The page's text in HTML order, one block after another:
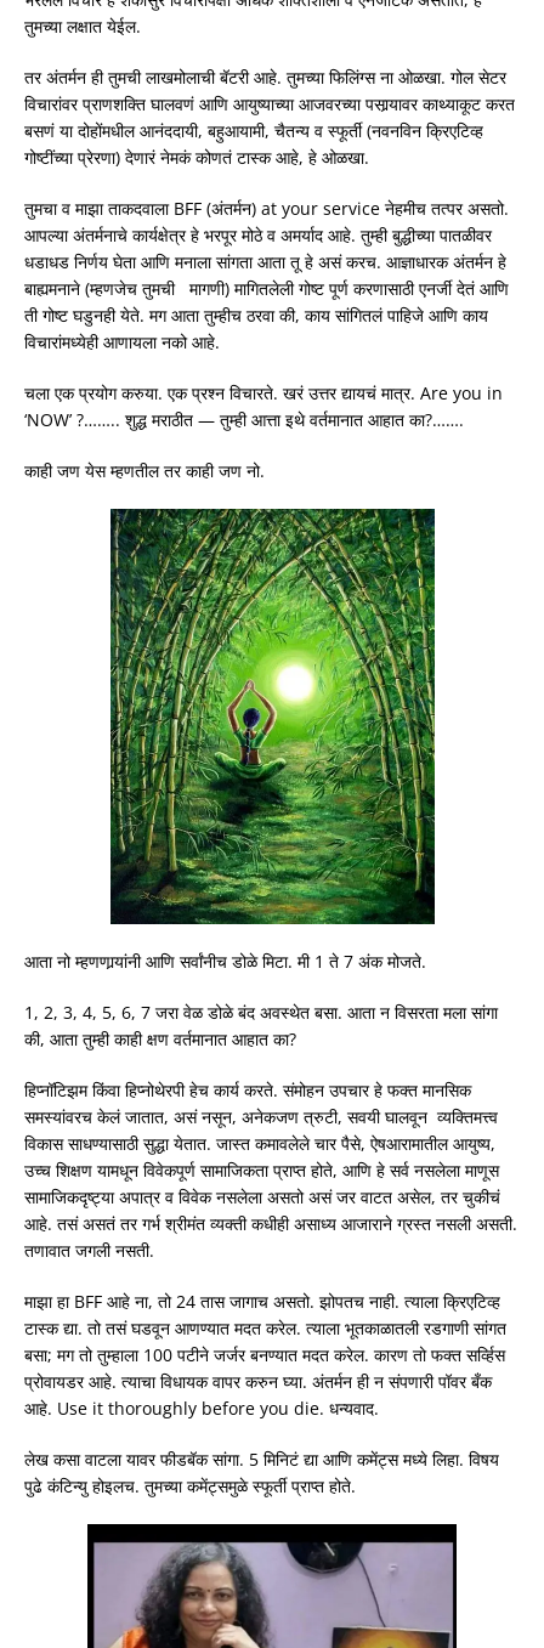
तुमच्या लक्षात येईल.
तर अंतर्मन ही तुमची लाखमोलाची बॅटरी आहे. तुमच्या फिलिंग्स ना ओळखा. गोल सेटर
विचारांवर प्राणशक्ति घालवणं आणि आयुष्याच्या आजवरच्या पसार्‍यावर काथ्याकूट करत
बसणं या दोहोंमधील आनंददायी, बहुआयामी, चैतन्य व स्फूर्ती (नवनविन क्रिएटिव्ह
गोष्टींच्या प्रेरणा) देणारं नेमकं कोणतं टास्क आहे, हे ओळखा.
तुमचा व माझा ताकदवाला BFF (अंतर्मन) at your service नेहमीच तत्पर असतो.
आपल्या अंतर्मनाचे कार्यक्षेत्र हे भरपूर मोठे व अमर्याद आहे. तुम्ही बुद्धीच्या पातळीवर
धडाधड निर्णय घेता आणि मनाला सांगता आता तू हे असं करच. आज्ञाधारक अंतर्मन हे
बाह्यमनाने (म्हणजेच तुमची मागणी) मागितलेली गोष्ट पूर्ण करणासाठी एनर्जी देतं आणि
ती गोष्ट घडुनही येते. मग आता तुम्हीच ठरवा की, काय सांगितलं पाहिजे आणि काय
विचारांमध्येही आणायला नको आहे.
चला एक प्रयोग करुया. एक प्रश्न विचारते. खरं उत्तर द्यायचं मात्र. Are you in
‘NOW’ ?…….. शुद्ध मराठीत — तुम्ही आत्ता इथे वर्तमानात आहात का?…….
काही जण येस म्हणतील तर काही जण नो.
आता नो म्हणणार्‍यांनी आणि सर्वांनीच डोळे मिटा. मी 1 ते 7 अंक मोजते.
1, 2, 3, 4, 5, 6, 7 जरा वेळ डोळे बंद अवस्थेत बसा. आता न विसरता मला सांगा
की, आता तुम्ही काही क्षण वर्तमानात आहात का?
हिप्नॉटिझम किंवा हिप्नोथेरपी हेच कार्य करते. संमोहन उपचार हे फक्त मानसिक
समस्यांवरच केलं जातात, असं नसून, अनेकजण त्रुटी, सवयी घालवून व्यक्तिमत्त्व
विकास साधण्यासाठी सुद्धा येतात. जास्त कमावलेले चार पैसे, ऐषआरामातील आयुष्य,
उच्च शिक्षण यामधून विवेकपूर्ण सामाजिकता प्राप्त होते, आणि हे सर्व नसलेला माणूस
सामाजिकदृष्ट्या अपात्र व विवेक नसलेला असतो असं जर वाटत असेल, तर चुकीचं
आहे. तसं असतं तर गर्भ श्रीमंत व्यक्ती कधीही असाध्य आजाराने ग्रस्त नसली असती.
तणावात जगली नसती.
माझा हा BFF आहे ना, तो 24 तास जागाच असतो. झोपतच नाही. त्याला क्रिएटिव्ह
टास्क द्या. तो तसं घडवून आणण्यात मदत करेल. त्याला भूतकाळातली रडगाणी सांगत
बसा; मग तो तुम्हाला 100 पटीने जर्जर बनण्यात मदत करेल. कारण तो फक्त सर्व्हिस
प्रोवायडर आहे. त्याचा विधायक वापर करुन घ्या. अंतर्मन ही न संपणारी पॉवर बँक
आहे. Use it thoroughly before you die. धन्यवाद.
लेख कसा वाटला यावर फीडबॅक सांगा. 5 मिनिटं द्या आणि कमेंट्स मध्ये लिहा. विषय
पुढे कंटिन्यु होइलच. तुमच्या कमेंट्समुळे स्फूर्ती प्राप्त होते.